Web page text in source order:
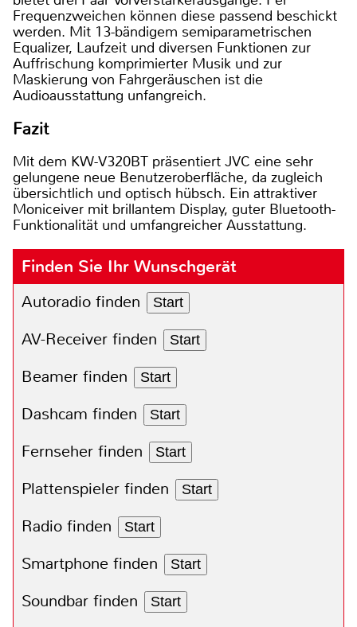
Frequenzweichen können diese passend beschickt
werden. Mit 13-bändigem semiparametrischen
Equalizer, Laufzeit und diversen Funktionen zur
Auffrischung komprimierter Musik und zur
Maskierung von Fahrgeräuschen ist die
Audioausstattung unfangreich.
Fazit
Mit dem KW-V320BT präsentiert JVC eine sehr
gelungene neue Benutzeroberfläche, da zugleich
übersichtlich und optisch hübsch. Ein attraktiver
Moniceiver mit brillantem Display, guter Bluetooth-
Funktionalität und umfangreicher Ausstattung.
Finden Sie Ihr Wunschgerät
Autoradio finden Start
AV-Receiver finden Start
Beamer finden Start
Dashcam finden Start
Fernseher finden Start
Plattenspieler finden Start
Radio finden Start
Smartphone finden Start
Soundbar finden Start